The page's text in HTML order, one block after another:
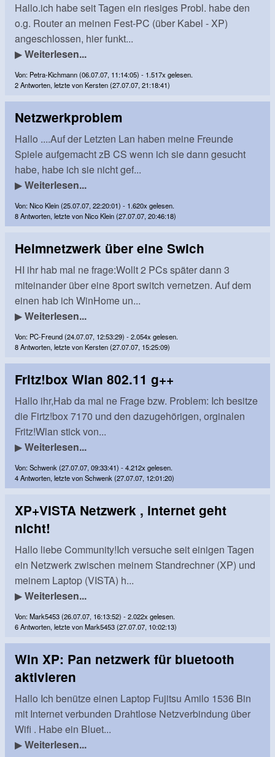
Hallo.ich habe seit Tagen ein riesiges Probl. habe den
o.g. Router an meinen Fest-PC (über Kabel - XP)
angeschlossen, hier funkt...
▶Weiterlesen...
Von: Petra-Kichmann (06.07.07, 11:14:05) - 1.517x gelesen.
2 Antworten, letzte von Kersten (27.07.07, 21:18:41)
Netzwerkproblem
Hallo ....Auf der Letzten Lan haben meine Freunde
Spiele aufgemacht zB CS wenn ich sie dann gesucht
habe, habe ich sie nicht gef...
▶Weiterlesen...
Von: Nico Klein (25.07.07, 22:20:01) - 1.620x gelesen.
8 Antworten, letzte von Nico Klein (27.07.07, 20:46:18)
Heimnetzwerk über eine Swich
HI ihr hab mal ne frage:Wollt 2 PCs später dann 3
miteinander über eine 8port switch vernetzen. Auf dem
einen hab ich WinHome un...
▶Weiterlesen...
Von: PC-Freund (24.07.07, 12:53:29) - 2.054x gelesen.
8 Antworten, letzte von Kersten (27.07.07, 15:25:09)
Fritz!box Wlan 802.11 g++
Hallo ihr,Hab da mal ne Frage bzw. Problem: Ich besitze
die Firtz!box 7170 und den dazugehörigen, orginalen
Fritz!Wlan stick von...
▶Weiterlesen...
Von: Schwenk (27.07.07, 09:33:41) - 4.212x gelesen.
4 Antworten, letzte von Schwenk (27.07.07, 12:01:20)
XP+VISTA Netzwerk , internet geht
nicht!
Hallo liebe Community!Ich versuche seit einigen Tagen
ein Netzwerk zwischen meinem Standrechner (XP) und
meinem Laptop (VISTA) h...
▶Weiterlesen...
Von: Mark5453 (26.07.07, 16:13:52) - 2.022x gelesen.
6 Antworten, letzte von Mark5453 (27.07.07, 10:02:13)
Win XP: Pan netzwerk für bluetooth
aktivieren
Hallo Ich benütze einen Laptop Fujitsu Amilo 1536 Bin
mit Internet verbunden Drahtlose Netzverbindung über
Wifi . Habe ein Bluet...
▶Weiterlesen...